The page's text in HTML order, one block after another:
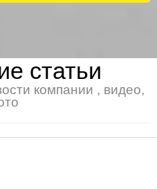
статьи
компании , видео,